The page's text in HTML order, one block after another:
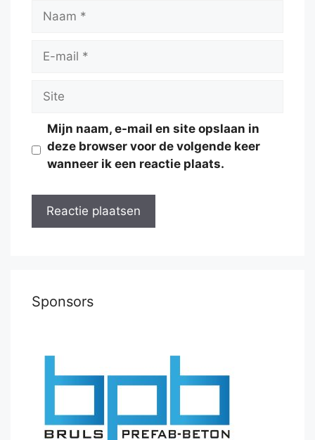
Naam
Site
Mijn naam, e-mail en site opslaan in
deze browser voor de volgende keer
wanneer ik een reactie plaats.
Sponsors